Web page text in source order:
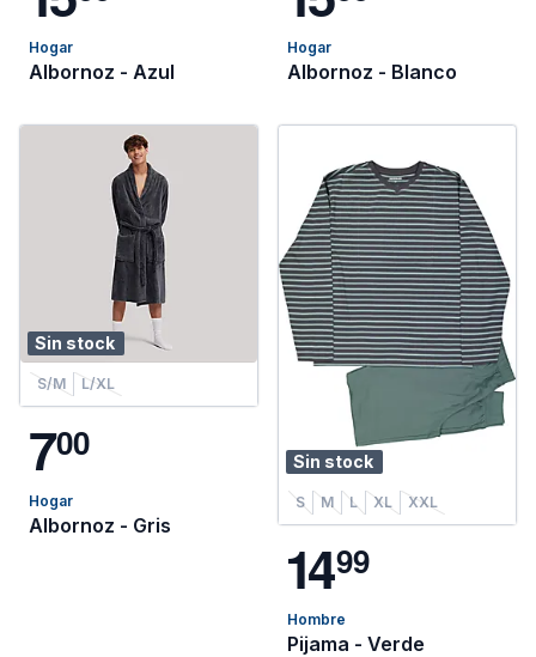
Hogar
Albornoz - Azul
Hogar
Albornoz - Blanco
Sin stock
S/M L/XL
700
Hogar
Albornoz - Gris
Sin stock
S M L XL XXL
1499
Hombre
Pijama - Verde